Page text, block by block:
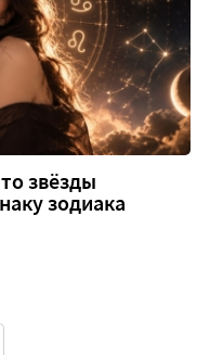
звёзды
зодиака